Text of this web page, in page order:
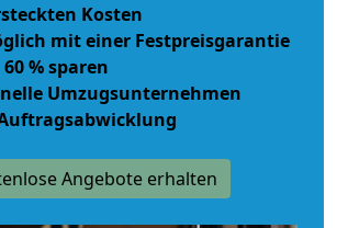
Kosten
mit einer Festpreisgarantie
% sparen
Umzugsunternehmen
Angebote erhalten